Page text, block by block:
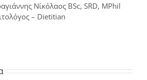
Νίκόλαος BSc, SRD, MPhil
– Dietitian